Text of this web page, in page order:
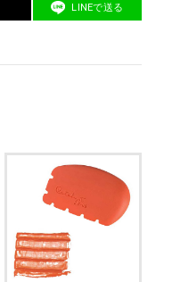
LINEで送る